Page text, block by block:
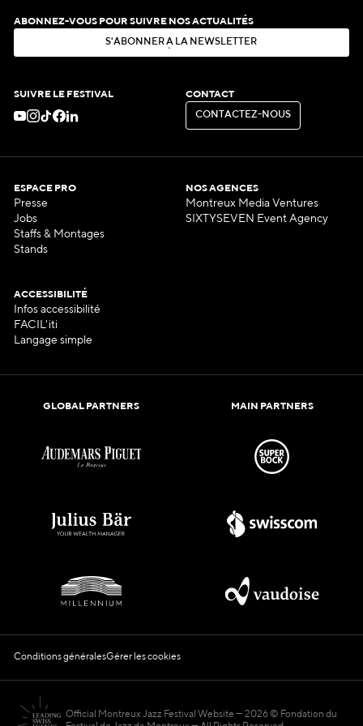
ABONNEZ-VOUS POUR SUIVRE NOS ACTUALITÉS
S'ABONNER À LA NEWSLET T ER
S'ABONNERÀLANEWSLETTER
SUIVRE LE FESTIVAL CONTACT
CON T ACT EZ-NOUS
CONTACTEZ-NOUS
ESPACE PRO
Presse
Jobs
Staffs & Montages
Stands
NOS AGENCES
Montreux Media Ventures
SIXTYSEVEN Event Agency
ACCESSIBILITÉ
Infos accessibilité
FACIL'iti
Langage simple
GLOBAL PARTNERS MAIN PARTNERS
Conditions généralesGérer les cookies
Official Montreux Jazz Festival Website
2026 © Fondation du